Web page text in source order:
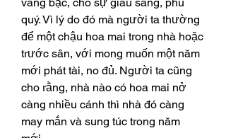
quý. Vì lý do đó mà người ta thường
để một chậu hoa mai trong nhà hoặc
trước sân, với mong muốn một năm
mới phát tài, no đủ. Người ta cũng
cho rằng, nhà nào có hoa mai nở
càng nhiều cánh thì nhà đó càng
may mắn và sung túc trong năm